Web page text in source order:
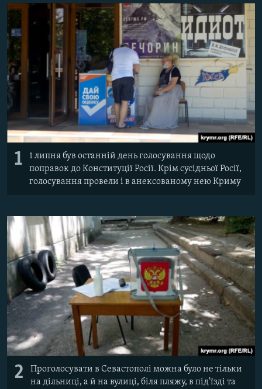
ВІДЕОУРОКИ «ELIFBE»
СВІДЧЕННЯ ОКУПАЦІЇ
УКРАЇНСЬКА ПРОБЛЕМА КРИМУ
ІНФОГРАФІКА
Русский
Qırımtatar
ДОЛУЧАЙСЯ!
Усі сайти RFE/RL
1
1 липня був останній день голосування щодо
поправок до Конституції Росії. Крім сусідньої Росії,
голосування провели і в анексованому нею Криму
2
Проголосувати в Севастополі можна було не тільки
на дільниці, а й на вулиці, біля пляжу, в під'їзді та